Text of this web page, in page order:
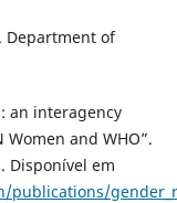
Department of
an interagency
Women and WHO”.
Disponível em